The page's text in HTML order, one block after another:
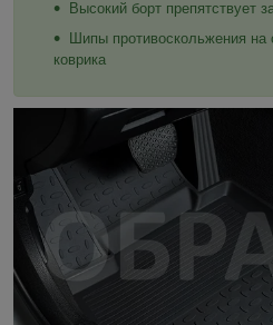
Высокий борт препятствует
Шипы противоскольжения на
коврика